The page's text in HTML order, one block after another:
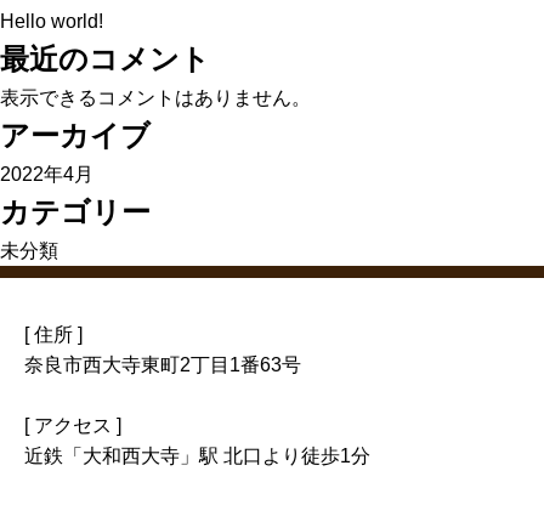
Hello world!
最近のコメント
表示できるコメントはありません。
アーカイブ
2022年4月
カテゴリー
未分類
[ 住所 ]
奈良市西大寺東町2丁目1番63号
[ アクセス ]
近鉄「大和西大寺」駅 北口より徒歩1分